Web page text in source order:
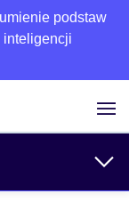
podstaw
inteligencji